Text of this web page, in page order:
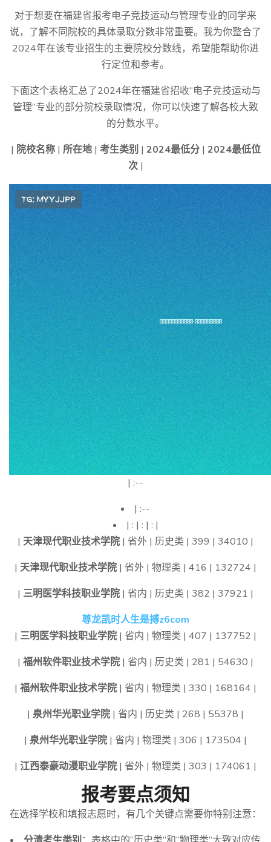
对于想要在福建省报考电子竞技运动与管理专业的同学来
说，了解不同院校的具体录取分数非常重要。我为你整合了
2024年在该专业招生的主要院校分数线，希望能帮助你进
行定位和参考。
下面这个表格汇总了2024年在福建省招收“电子竞技运动与
管理”专业的部分院校录取情况，你可以快速了解各校大致
的分数水平。
| 院校名称| 所在地| 考生类别 | 2024最低分| 2024最低位
次|
| :--
| :--
| : | : | : |
| 天津现代职业技术学院 | 省外 | 历史类 | 399 | 34010 |
| 天津现代职业技术学院 | 省外 | 物理类 | 416 | 132724 |
| 三明医学科技职业学院 | 省内 | 历史类 | 382 | 37921 |
尊龙凯时人生是搏z6com
| 三明医学科技职业学院 | 省内 | 物理类 | 407 | 137752 |
| 福州软件职业技术学院 | 省内 | 历史类 | 281 | 54630 |
| 福州软件职业技术学院 | 省内 | 物理类 | 330 | 168164 |
| 泉州华光职业学院 | 省内 | 历史类 | 268 | 55378 |
| 泉州华光职业学院 | 省内 | 物理类 | 306 | 173504 |
| 江西泰豪动漫职业学院 | 省外 | 物理类 | 303 | 174061 |
报考要点须知
在选择学校和填报志愿时，有几个关键点需要你特别注意：